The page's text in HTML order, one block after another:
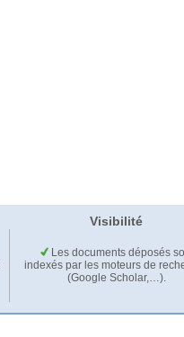
Visibilité
Les documents déposés
indexés par les moteurs de
(Google Scholar,…).